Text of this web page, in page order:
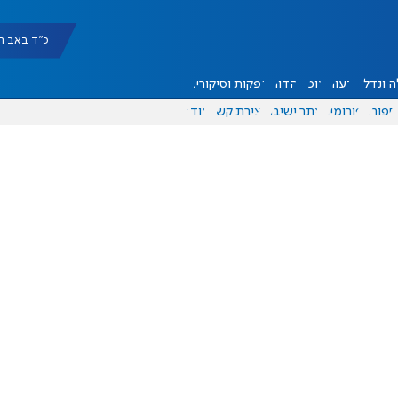
כ"ד באב תשפ"ו
ונדל"ן דעות אוכל יהדות הפקות וסיקורים
ספורט פורומים אתר ישיבה יצירת קשר עוד